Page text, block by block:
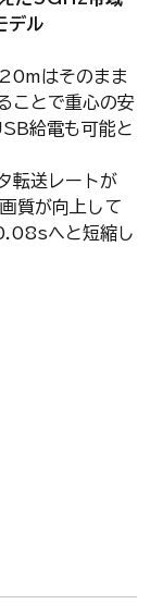
デル
はそのまま
ことで重心の安
給電も可能と
転送レートが
質が向上して
へと短縮し